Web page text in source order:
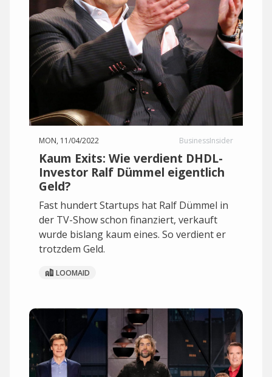
MON, 11/04/2022 BusinessInsider
Kaum Exits: Wie verdient DHDL-
Investor Ralf Dümmel eigentlich
Geld?
Fast hundert Startups hat Ralf Dümmel in
der TV-Show schon finanziert, verkauft
wurde bislang kaum eines. So verdient er
trotzdem Geld.
LOOMAID